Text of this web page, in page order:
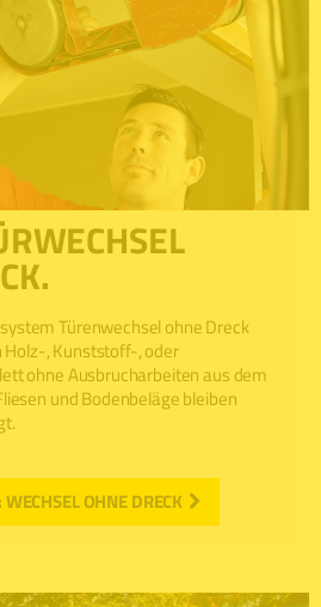
Türenwechsel ohne Dreck
, Kunststoff-, oder
ohne Ausbrucharbeiten aus dem
und Bodenbeläge bleiben
OHNE DRECK